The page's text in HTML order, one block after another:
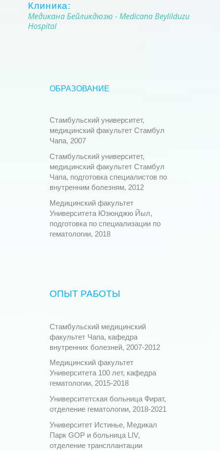
Клиника:
Медикана Бейликдюзю - Medicana Beylilduzu
Hospital
OБРАЗОВАНИЕ
Стамбульский университет,
медицинский факультет Стамбул
Чапа, 2007
Стамбульский университет,
медицинский факультет Стамбул
Чапа, подготовка специалистов по
внутренним болезням, 2012
Медицинский факультет
Университета Юзюнджю Йыл,
подготовка по специализации по
гематологии, 2018
ОПЫТ РАБОТЫ
Стамбульский медицинский
факультет Чапа, кафедра
внутренних болезней, 2007-2012
Медицинский факультет
Университета 100 лет, кафедра
гематологии, 2015-2018
Университетская больница Фират,
отделение гематологии, 2018-2021
Университет Истинье, Медикал
Парк GOP и больница LIV,
отделение трансплантации